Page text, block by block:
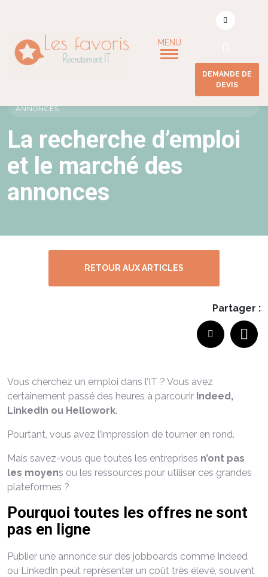
DEMANDE DE
DEVIS
LA RECHERCHE D’EMPLOI ET LE MARCHÉ DES
ANNONCES
La recherche d’emploi
et le marché des
annonces
RETOUR AUX ARTICLES
Partager :
Vous cherchez un emploi dans l’IT ? Vous avez
certainement passé des heures à parcourir Indeed,
LinkedIn ou Hellowork.
Pourtant, vous avez l’impression de tourner en rond.
Mais savez-vous que toutes les entreprises n’ont pas
les moyens ou les ressources pour utiliser ces grandes
plateformes ?
Pourquoi toutes les offres ne sont
pas en ligne
Publier une annonce sur des jobboards comme Indeed
ou LinkedIn peut représenter un coût très élevé, souvent